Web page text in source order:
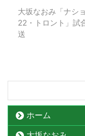
大坂なおみ「ナシ
22・トロント」試
送
ホーム